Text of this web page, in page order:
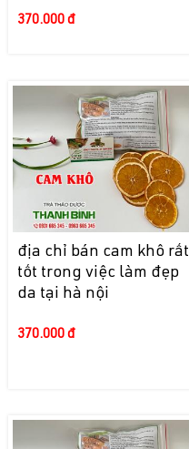
370.000 đ
địa chỉ bán cam khô rất
tốt trong việc làm đẹp
da tại hà nội
370.000 đ